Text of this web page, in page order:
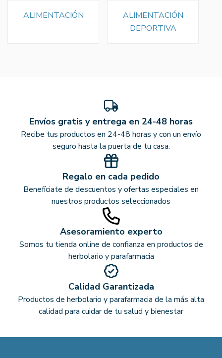
ALIMENTACIÓN
ALIMENTACIÓN
DEPORTIVA
Envíos gratis y entrega en 24-48 horas
Recibe tus productos en 24-48 horas y con un envío
seguro hasta la puerta de tu casa.
Regalo en cada pedido
Benefíciate de descuentos y ofertas especiales en
nuestros productos seleccionados
Asesoramiento experto
Somos tu tienda online de confianza en productos de
herbolario y parafarmacia
Calidad Garantizada
Productos de herbolario y parafarmacia de la más alta
calidad para cuidar de tu salud y bienestar